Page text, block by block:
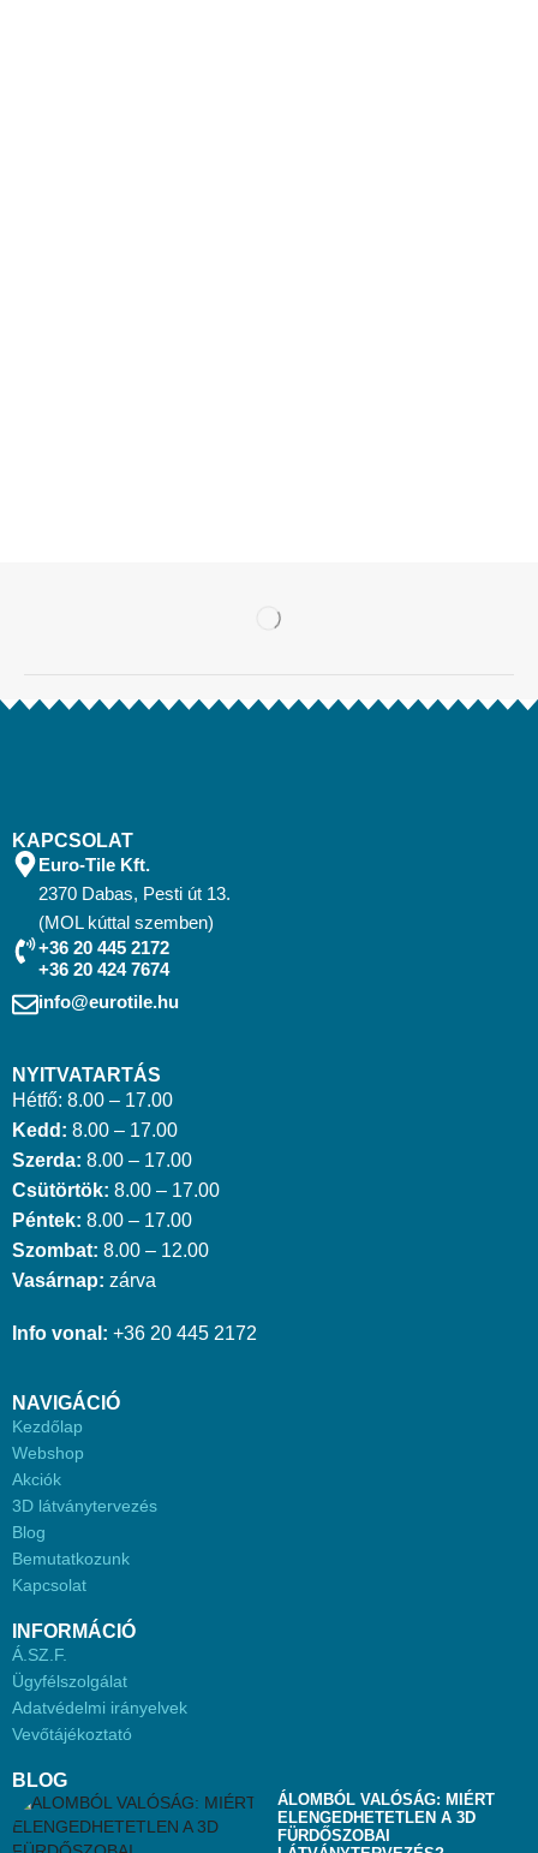
KAPCSOLAT
Euro-Tile Kft.
2370 Dabas, Pesti út 13.
(MOL kúttal szemben)
+36 20 445 2172
+36 20 424 7674
info@eurotile.hu
NYITVATARTÁS
Hétfő: 8.00 – 17.00
Kedd: 8.00 – 17.00
Szerda: 8.00 – 17.00
Csütörtök: 8.00 – 17.00
Péntek: 8.00 – 17.00
Szombat: 8.00 – 12.00
Vasárnap: zárva
Info vonal: +36 20 445 2172
NAVIGÁCIÓ
Kezdőlap
Webshop
Akciók
3D látványtervezés
Blog
Bemutatkozunk
Kapcsolat
INFORMÁCIÓ
Á.SZ.F.
Ügyfélszolgálat
Adatvédelmi irányelvek
Vevőtájékoztató
BLOG
ÁLOMBÓL VALÓSÁG: MIÉRT
ELENGEDHETETLEN A 3D
FÜRDŐSZOBAI